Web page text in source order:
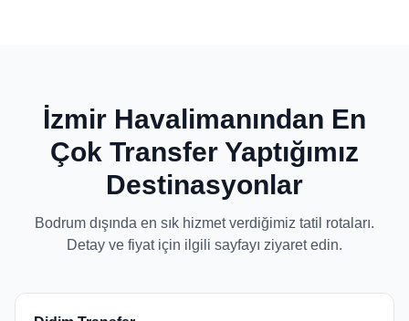
İzmir Havalimanından En
Çok Transfer Yaptığımız
Destinasyonlar
Bodrum dışında en sık hizmet verdiğimiz tatil rotaları.
Detay ve fiyat için ilgili sayfayı ziyaret edin.